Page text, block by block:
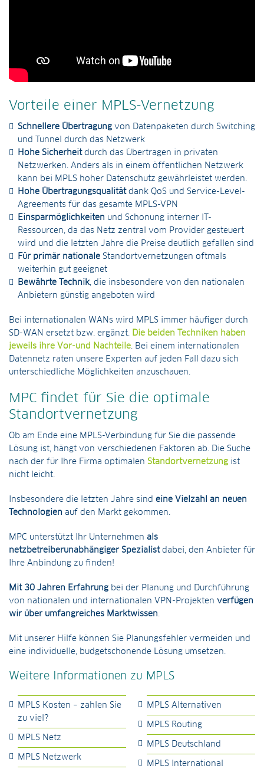
Vorteile einer MPLS-Vernetzung
Schnellere Übertragung von Datenpaketen durch Switching
und Tunnel durch das Netzwerk
Hohe Sicherheitdurch das Übertragen in privaten
Netzwerken. Anders als in einem öffentlichen Netzwerk
kann bei MPLS hoher Datenschutz gewährleistet werden.
Hohe Übertragungsqualitätdank QoS und Service-Level-
Agreements für das gesamte MPLS-VPN
Einsparmöglichkeiten und Schonung interner IT-
Ressourcen, da das Netz zentral vom Provider gesteuert
wird und die letzten Jahre die Preise deutlich gefallen sind
Für primär nationale Standortvernetzungen oftmals
weiterhin gut geeignet
Bewährte Technik, die insbesondere von den nationalen
Anbietern günstig angeboten wird
Bei internationalen WANs wird MPLS immer häufiger durch
SD-WAN ersetzt bzw. ergänzt. Die beiden Techniken haben
jeweils ihre Vor-und Nachteile. Bei einem internationalen
Datennetz raten unsere Experten auf jeden Fall dazu sich
unterschiedliche Möglichkeiten anzuschauen.
MPC findet für Sie die optimale
Standortvernetzung
Ob am Ende eine MPLS-Verbindung für Sie die passende
Lösung ist, hängt von verschiedenen Faktoren ab. Die Suche
nach der für Ihre Firma optimalen Standortvernetzung ist
nicht leicht.
Insbesondere die letzten Jahre sind eine Vielzahl an neuen
Technologien auf den Markt gekommen.
MPC unterstützt Ihr Unternehmen als
netzbetreiberunabhängiger Spezialistdabei, den Anbieter für
Ihre Anbindung zu finden!
Mit 30 Jahren Erfahrung bei der Planung und Durchführung
von nationalen und internationalen VPN-Projekten verfügen
wir über umfangreiches Marktwissen.
Mit unserer Hilfe können Sie Planungsfehler vermeiden und
eine individuelle, budgetschonende Lösung umsetzen.
Weitere Informationen zu MPLS
MPLS Kosten – zahlen Sie
zu viel?
MPLS Netz
MPLS Netzwerk
MPLS Alternativen
MPLS Routing
MPLS Deutschland
MPLS International